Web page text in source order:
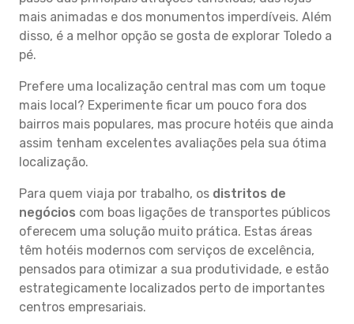
mais animadas e dos monumentos imperdíveis. Além
disso, é a melhor opção se gosta de explorar Toledo a
pé.
Prefere uma localização central mas com um toque
mais local? Experimente ficar um pouco fora dos
bairros mais populares, mas procure hotéis que ainda
assim tenham excelentes avaliações pela sua ótima
localização.
Para quem viaja por trabalho, os distritos de
negócios com boas ligações de transportes públicos
oferecem uma solução muito prática. Estas áreas
têm hotéis modernos com serviços de excelência,
pensados para otimizar a sua produtividade, e estão
estrategicamente localizados perto de importantes
centros empresariais.